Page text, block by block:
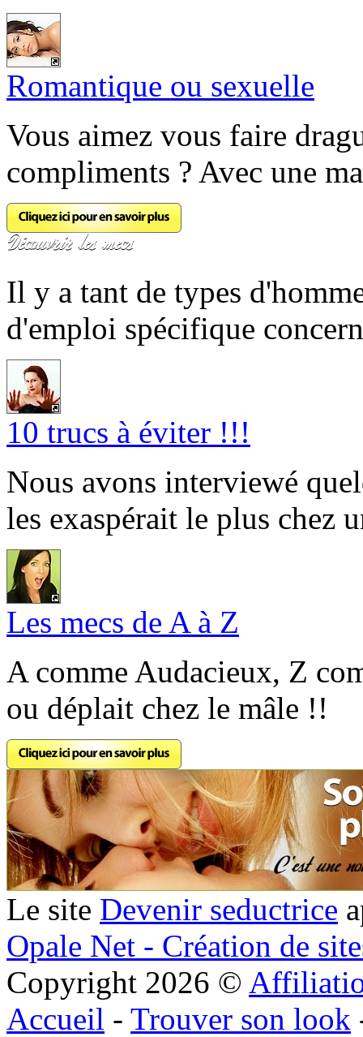
Romantique ou sexuelle
Vous aimez vous faire
compliments ? Avec une
Il y a tant de types
d'emploi spécifique
10 trucs à éviter !!!
Nous avons interviewé
les exaspérait le plus chez
Les mecs de A à Z
A comme Audacieux, Z
ou déplait chez le mâle !!
Le site Devenir seductrice
Opale Net - Création de
Copyright 2026 ©
Accueil - Trouver son look